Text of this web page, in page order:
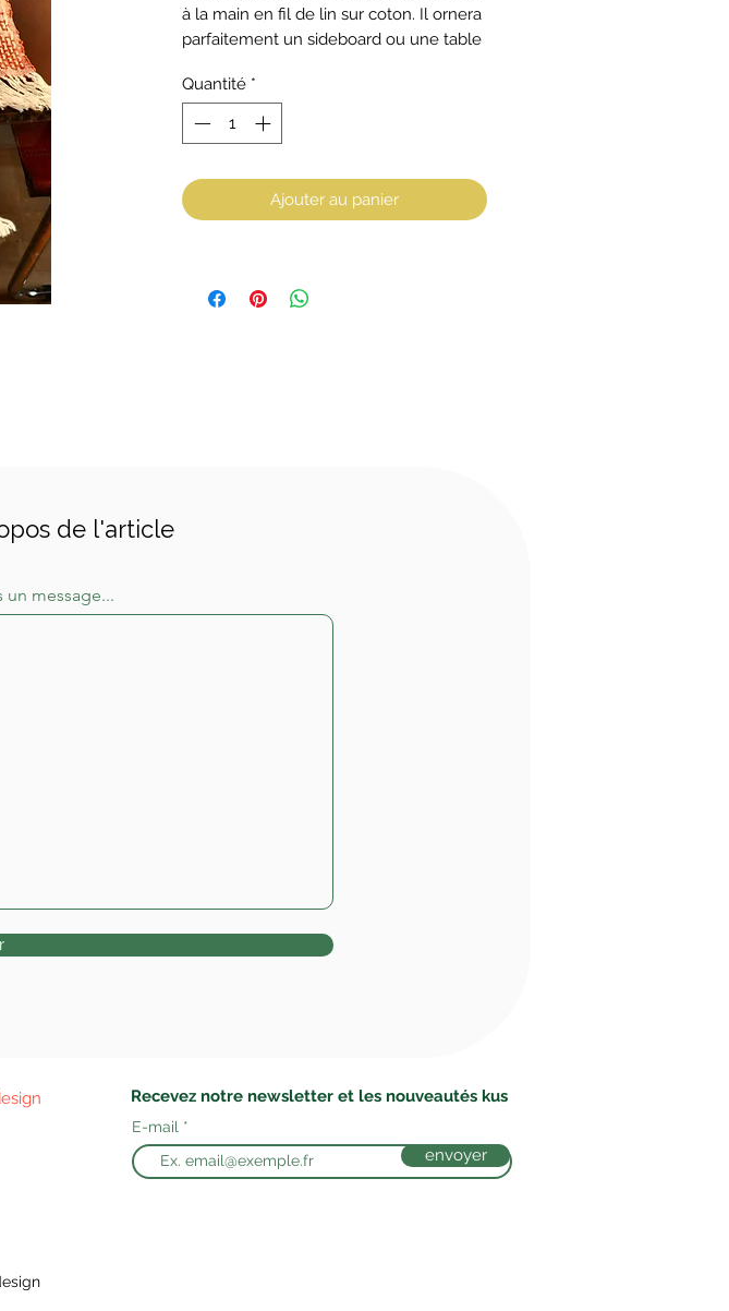
à la main en fil de lin sur coton. Il ornera
parfaitement un sideboard ou une table
Tissé avec une technique de réserve
des fils qui permet des ajourments de la
couleur blanche et vieux rouge.
Quantité *
Ajouter au panier
de l'article
un message...
Recevez notre newsletter et les nouveautés kus
E-mail
envoyer